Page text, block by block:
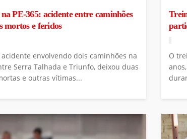
PE-365: acidente entre caminhões
mortos e feridos
acidente envolvendo dois caminhões na
Serra Talhada e Triunfo, deixou duas
e outras vítimas...
O